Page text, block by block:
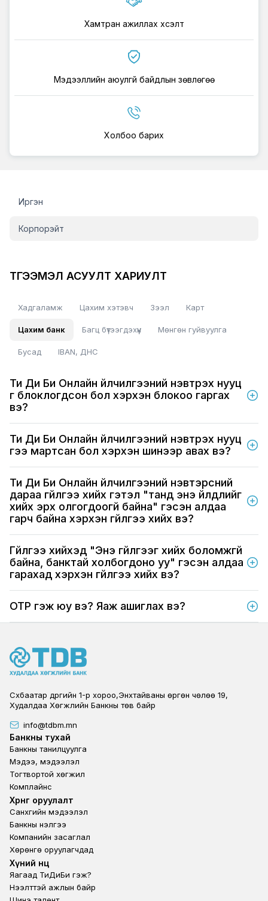
Хамтран ажиллах хүсэлт
Мэдээллийн аюулгүй байдлын зөвлөгөө
Холбоо барих
Иргэн
Корпорэйт
ТҮГЭЭМЭЛ АСУУЛТ ХАРИУЛТ
Хадгаламж Цахим хэтэвч Зээл Карт
Цахим банк Багц бүтээгдэхүүн Мөнгөн гуйвуулга
Бусад IBAN, ДНС
Ти Ди Би Онлайн үйлчилгээний нэвтрэх нууц
үг блоклогдсон бол хэрхэн блокоо гаргах
вэ?
Ти Ди Би Онлайн үйлчилгээний нэвтрэх нууц
үгээ мартсан бол хэрхэн шинээр авах вэ?
Ти Ди Би Онлайн үйлчилгээний нэвтэрсний
дараа гүйлгээ хийх гэтэл "танд энэ үйлдлийг
хийх эрх олгогдоогүй байна" гэсэн алдаа
гарч байна хэрхэн гүйлгээ хийх вэ?
Гүйлгээ хийхэд "Энэ гүйлгээг хийх боломжгүй
байна, банктай холбогдоно уу" гэсэн алдаа
гарахад хэрхэн гүйлгээ хийх вэ?
OTP гэж юу вэ? Яаж ашиглах вэ?
Сүхбаатар дүүргийн 1-р хороо,Энхтайваны өргөн чөлөө 19,
Худалдаа Хөгжлийн Банкны төв байр
info@tdbm.mn
Footer
Банкны тухай
Банкны танилцуулга
Мэдээ, мэдээлэл
Тогтвортой хөгжил
Комплайнс
Footer third
Хөрөнгө оруулалт
Санхүүгийн мэдээлэл
Банкны үнэлгээ
Компанийн засаглал
Хөрөнгө оруулагчдад
Footer second
Хүний нөөц
Яагаад ТиДиБи гэж?
Нээлттэй ажлын байр